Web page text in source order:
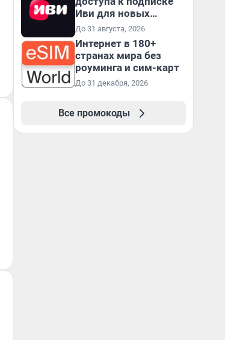
Иви для новых
пользователей
До 31 августа, 2026
Интернет в 180+
странах мира без
роуминга и сим-карт
До 31 декабря, 2026
Все промокоды